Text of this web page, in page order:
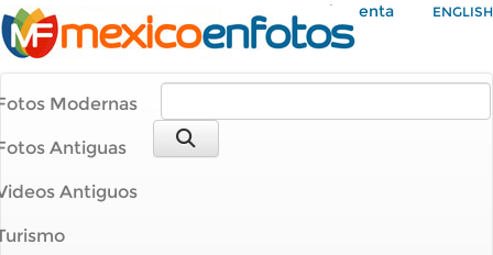
Mi Cuenta ENGLISH
Modernas
Antiguas
Antiguos